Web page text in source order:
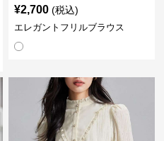
¥2,700 (税込)
エレガントフリルブラウス